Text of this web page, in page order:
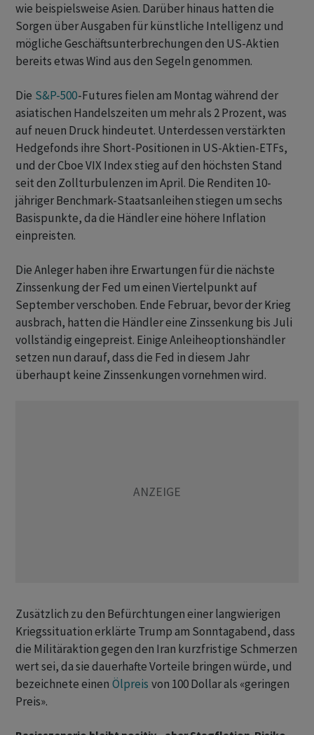
wie beispielsweise Asien. Darüber hinaus hatten die
Sorgen über Ausgaben für künstliche Intelligenz und
mögliche Geschäftsunterbrechungen den US-Aktien
bereits etwas Wind aus den Segeln genommen.
Die S&P-500-Futures fielen am Montag während der
asiatischen Handelszeiten um mehr als 2 Prozent, was
auf neuen Druck hindeutet. Unterdessen verstärkten
Hedgefonds ihre Short-Positionen in US-Aktien-ETFs,
und der Cboe VIX Index stieg auf den höchsten Stand
seit den Zollturbulenzen im April. Die Renditen 10-
jähriger Benchmark-Staatsanleihen stiegen um sechs
Basispunkte, da die Händler eine höhere Inflation
einpreisten.
Die Anleger haben ihre Erwartungen für die nächste
Zinssenkung der Fed um einen Viertelpunkt auf
September verschoben. Ende Februar, bevor der Krieg
ausbrach, hatten die Händler eine Zinssenkung bis Juli
vollständig eingepreist. Einige Anleiheoptionshändler
setzen nun darauf, dass die Fed in diesem Jahr
überhaupt keine Zinssenkungen vornehmen wird.
Zusätzlich zu den Befürchtungen einer langwierigen
Kriegssituation erklärte Trump am Sonntagabend, dass
die Militäraktion gegen den Iran kurzfristige Schmerzen
wert sei, da sie dauerhafte Vorteile bringen würde, und
bezeichnete einen Ölpreis von 100 Dollar als «geringen
Preis».